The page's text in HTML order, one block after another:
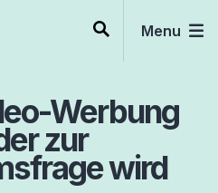
Menu
Werbung
zur
wird